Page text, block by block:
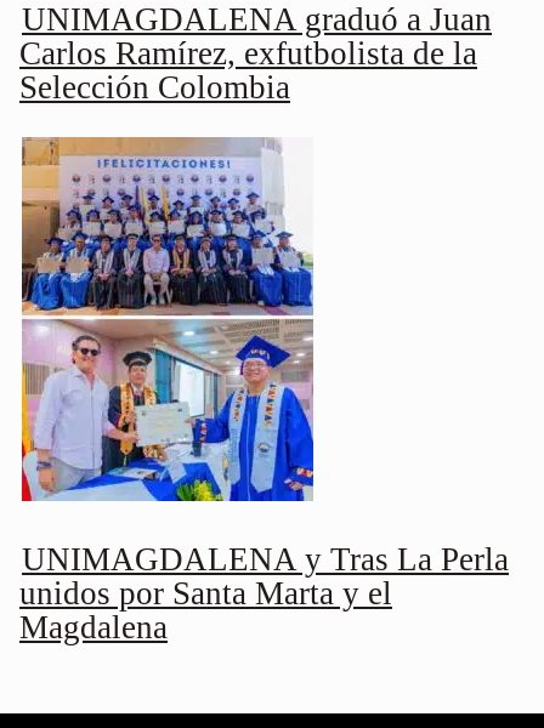
UNIMAGDALENA graduó a Juan
Carlos Ramírez, exfutbolista de la
Selección Colombia
UNIMAGDALENA y Tras La Perla
unidos por Santa Marta y el
Magdalena